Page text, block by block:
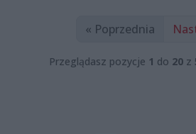
« Poprzednia
Przeglądasz pozycje 1 do 20 z